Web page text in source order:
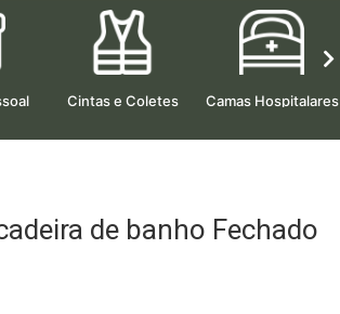
Cintas e Coletes Camas Hospitalares
de banho Fechado